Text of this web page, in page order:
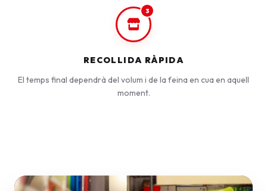
3
RECOLLIDA RÀPIDA
El temps final dependrà del volum i de la feina en cua en aquell
moment.